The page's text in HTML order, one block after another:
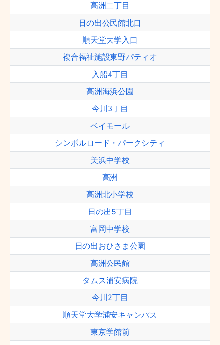
高洲二丁目
日の出公民館北口
順天堂大学入口
複合福祉施設東野パティオ
入船4丁目
高洲海浜公園
今川3丁目
ベイモール
シンボルロード・パークシティ
美浜中学校
高洲
高洲北小学校
日の出5丁目
富岡中学校
日の出おひさま公園
高洲公民館
タムス浦安病院
今川2丁目
順天堂大学浦安キャンパス
東京学館前